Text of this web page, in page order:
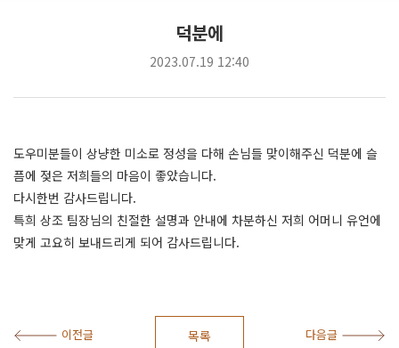
덕분에
2023.07.19 12:40
도우미분들이 상냥한 미소로 정성을 다해 손님들 맞이해주신 덕분에 슬
픔에 젖은 저희들의 마음이 좋았습니다.
다시한번 감사드립니다.
특희 상조 팀장님의 친절한 설명과 안내에 차분하신 저희 어머니 유언에
맞게 고요히 보내드리게 되어 감사드립니다.
이전글 목록 다음글